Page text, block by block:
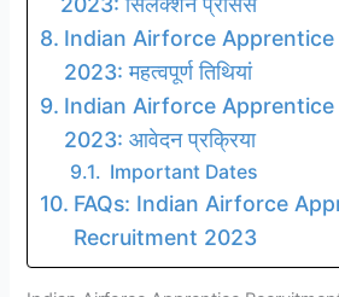
Indian Airforce
2023: महत्वपूर्ण तिथियां
Indian Airforce
2023: आवेदन प्रक्रिया
Important Dates
FAQs: Indian Airforce
Recruitment 2023